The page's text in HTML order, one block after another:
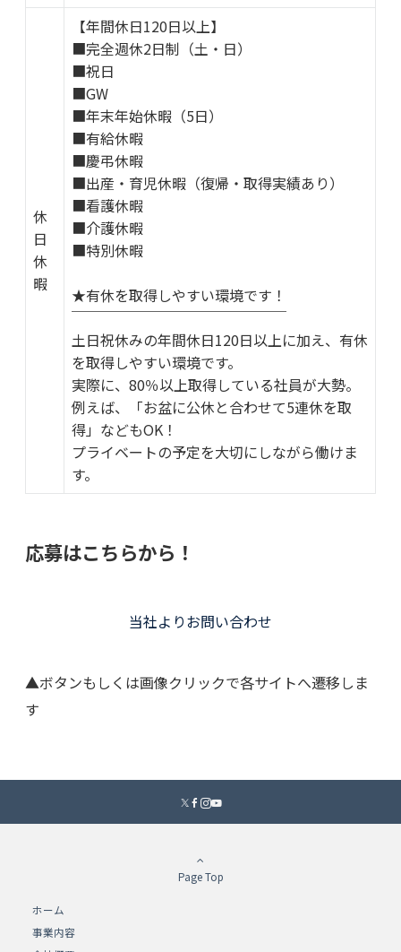
休
日
休
暇
【年間休日120日以上】
■完全週休2日制（土・日）
■祝日
■GW
■年末年始休暇（5日）
■有給休暇
■慶弔休暇
■出産・育児休暇（復帰・取得実績あり）
■看護休暇
■介護休暇
■特別休暇
★有休を取得しやすい環境です！
￣￣￣￣￣￣￣￣￣￣￣￣￣￣￣
土日祝休みの年間休日120日以上に加え、有休
を取得しやすい環境です。
実際に、80％以上取得している社員が大勢。
例えば、「お盆に公休と合わせて5連休を取
得」などもOK！
プライベートの予定を大切にしながら働けま
す。
応募はこちらから！
当社よりお問い合わせ
▲ボタンもしくは画像クリックで各サイトへ遷移しま
す
Page Top
ホーム
事業内容